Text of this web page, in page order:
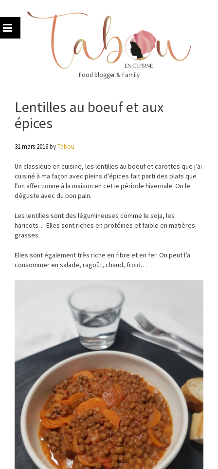
to
content
Food blogger & Family
Lentilles au boeuf et aux
épices
31 mars 2016byTabou
Un classique en cuisine, les lentilles au boeuf et carottes que j’ai
cuisiné à ma façon avec pleins d’épices fait parti des plats que
l’on affectionne à la maison en cette période hivernale. On le
déguste avec du bon pain.
Les lentilles sont des légumineuses comme le soja, les
haricots… Elles sont riches en protéines et faible en matières
grasses.
Elles sont également très riche en fibre et en fer. On peut l’a
consommer en salade, ragoût, chaud, froid…